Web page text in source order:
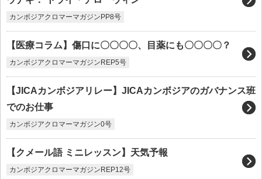
カンボジアクロマーマガジンPP8号
【医療コラム】傷口に〇〇〇〇、目薬にも〇〇〇〇？
カンボジアクロマーマガジンREP5号
【JICAカンボジアリレー】JICAカンボジアのガバナンス班
でのお仕事
カンボジアクロマーマガジン0号
【クメール語 ミニレッスン】天気予報
カンボジアクロマーマガジンREP12号